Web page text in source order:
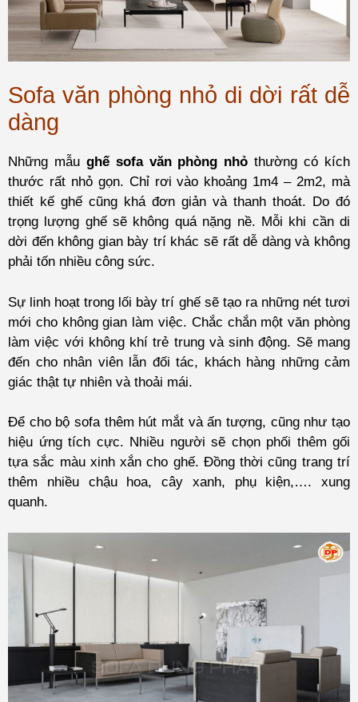
Sofa văn phòng nhỏ di dời rất dễ
dàng
Những mẫu ghế sofa văn phòng nhỏ thường có kích
thước rất nhỏ gọn. Chỉ rơi vào khoảng 1m4 – 2m2, mà
thiết kế ghế cũng khá đơn giản và thanh thoát. Do đó
trọng lượng ghế sẽ không quá nặng nề. Mỗi khi cần di
dời đến không gian bày trí khác sẽ rất dễ dàng và không
phải tốn nhiều công sức.
Sự linh hoạt trong lối bày trí ghế sẽ tạo ra những nét tươi
mới cho không gian làm việc. Chắc chắn một văn phòng
làm việc với không khí trẻ trung và sinh động. Sẽ mang
đến cho nhân viên lẫn đối tác, khách hàng những cảm
giác thật tự nhiên và thoải mái.
Để cho bộ sofa thêm hút mắt và ấn tượng, cũng như tạo
hiệu ứng tích cực. Nhiều người sẽ chọn phối thêm gối
tựa sắc màu xinh xắn cho ghế. Đồng thời cũng trang trí
thêm nhiều chậu hoa, cây xanh, phụ kiện,…. xung
quanh.